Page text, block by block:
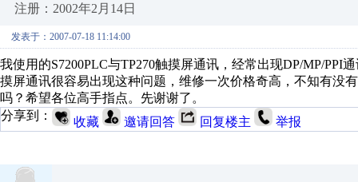
注册：2002年2月14日
发表于：2007-07-18 11:14:00
我使用的S7200PLC与TP270触摸屏通讯，经常出现DP/MP/PPI
摸屏通讯很容易出现这种问题，维修一次价格奇高，不知有没
吗？希望各位高手指点。先谢谢了。
分享到：
收藏 邀请回答 回复楼主 举报